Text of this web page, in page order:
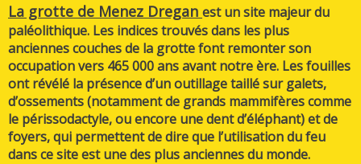
La grotte de Menez Dregan est un site majeur du
paléolithique. Les indices trouvés dans les plus
anciennes couches de la grotte font remonter son
occupation vers 465 000 ans avant notre ère. Les fouilles
ont révélé la présence d’un outillage taillé sur galets,
d’ossements (notamment de grands mammifères comme
le périssodactyle, ou encore une dent d’éléphant) et de
foyers, qui permettent de dire que l’utilisation du feu
dans ce site est une des plus anciennes du monde.